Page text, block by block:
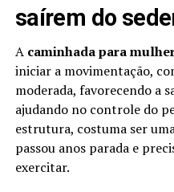
saírem do
A caminhada para
iniciar a movimentação,
moderada, favorecendo a
ajudando no controle do
estrutura, costuma ser
passou anos parada e
exercitar.